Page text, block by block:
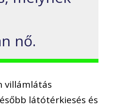
nő.
villámlátás
látótérkiesés és